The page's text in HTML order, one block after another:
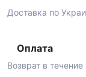
Доставка по
Оплата
Возврат в